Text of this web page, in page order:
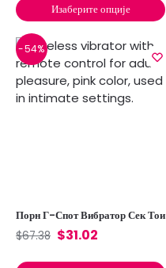
Изаберите опције
-54%
Порн Г-Спот Вибратор Сек Тои
$67.38 $31.02